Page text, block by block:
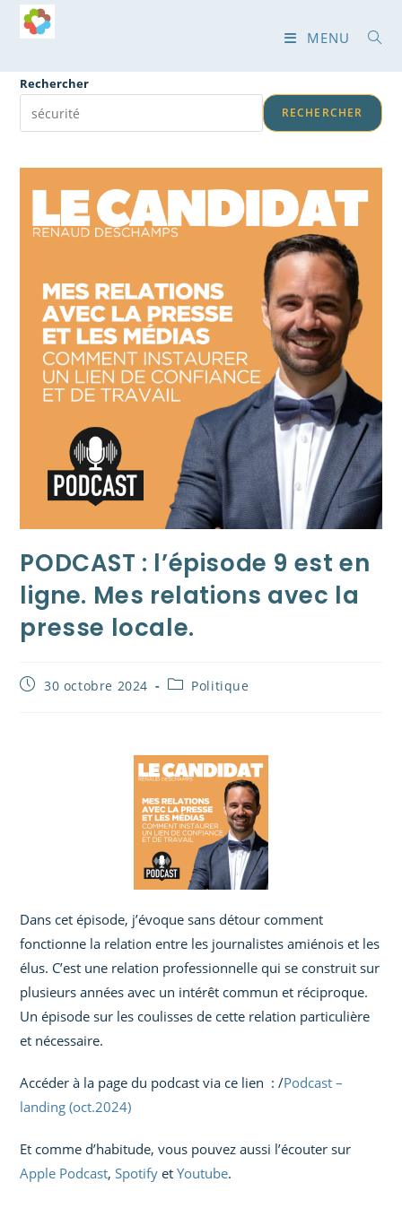
MENU
Rechercher
RECHERCHER
PODCAST : l’épisode 9 est en
ligne. Mes relations avec la
presse locale.
30 octobre 2024 Politique
Dans cet épisode, j’évoque sans détour comment
fonctionne la relation entre les journalistes amiénois et les
élus. C’est une relation professionnelle qui se construit sur
plusieurs années avec un intérêt commun et réciproque.
Un épisode sur les coulisses de cette relation particulière
et nécessaire.
Accéder à la page du podcast via ce lien : /Podcast –
landing (oct.2024)
Et comme d’habitude, vous pouvez aussi l’écouter sur
Apple Podcast,Spotify etYoutube.